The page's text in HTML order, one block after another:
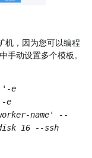
机，因为您可以编程
手动设置多个模板。
'-e
-e
worker-name' --
16 --ssh